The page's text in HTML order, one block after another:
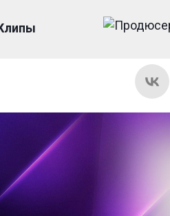
BKSTG-HOR 2020